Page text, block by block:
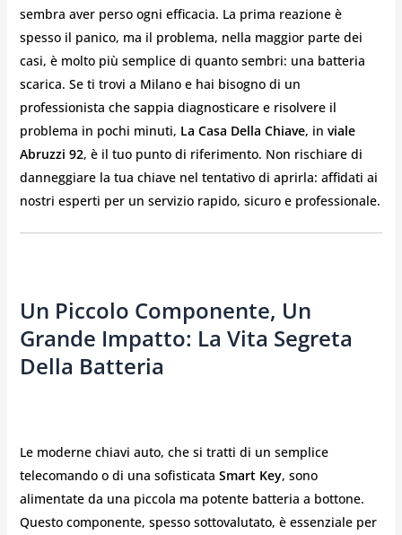
sembra aver perso ogni efficacia. La prima reazione è
spesso il panico, ma il problema, nella maggior parte dei
casi, è molto più semplice di quanto sembri: una batteria
scarica. Se ti trovi a Milano e hai bisogno di un
professionista che sappia diagnosticare e risolvere il
problema in pochi minuti, La Casa Della Chiave, in viale
Abruzzi 92, è il tuo punto di riferimento. Non rischiare di
danneggiare la tua chiave nel tentativo di aprirla: affidati ai
nostri esperti per un servizio rapido, sicuro e professionale.
Un Piccolo Componente, Un
Grande Impatto: La Vita Segreta
Della Batteria
Le moderne chiavi auto, che si tratti di un semplice
telecomando o di una sofisticata Smart Key, sono
alimentate da una piccola ma potente batteria a bottone.
Questo componente, spesso sottovalutato, è essenziale per